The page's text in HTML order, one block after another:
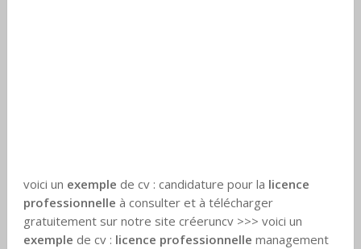
voici un exemple de cv : candidature pour la licence
professionnelle à consulter et à télécharger
gratuitement sur notre site créeruncv >>> voici un
exemple de cv : licence professionnelle management